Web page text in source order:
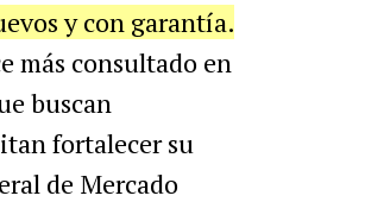
y con garantía.
más consultado en
buscan
fortalecer su
de Mercado